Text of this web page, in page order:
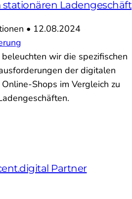
stationären Ladengeschäft
• 12.08.2024
wir die spezifischen
der digitalen
Shops im Vergleich zu
Partner